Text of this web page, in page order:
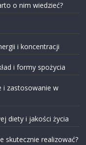
o nim wiedzieć?
i koncentracji
i formy spożycia
i zastosowanie w
diety i jakości życia
skutecznie realizować?